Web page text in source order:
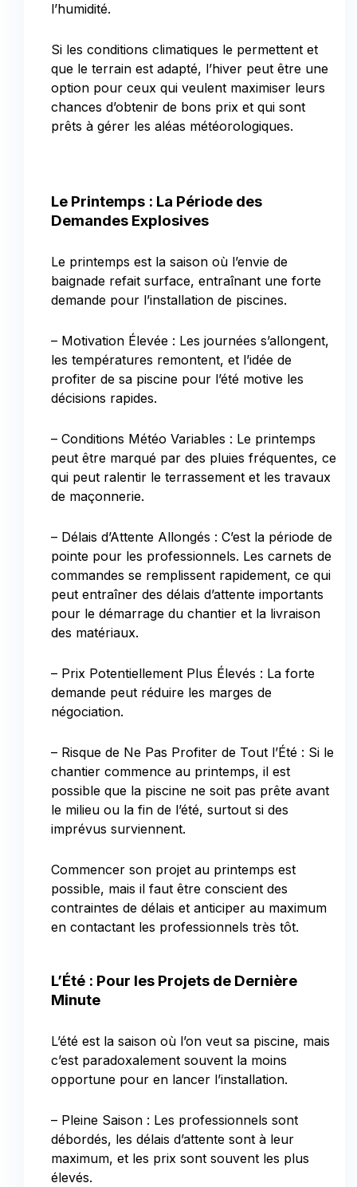
l’humidité.
Si les conditions climatiques le permettent et
que le terrain est adapté, l’hiver peut être une
option pour ceux qui veulent maximiser leurs
chances d’obtenir de bons prix et qui sont
prêts à gérer les aléas météorologiques.
Le Printemps : La Période des
Demandes Explosives
Le printemps est la saison où l’envie de
baignade refait surface, entraînant une forte
demande pour l’installation de piscines.
– Motivation Élevée : Les journées s’allongent,
les températures remontent, et l’idée de
profiter de sa piscine pour l’été motive les
décisions rapides.
– Conditions Météo Variables : Le printemps
peut être marqué par des pluies fréquentes, ce
qui peut ralentir le terrassement et les travaux
de maçonnerie.
– Délais d’Attente Allongés : C’est la période de
pointe pour les professionnels. Les carnets de
commandes se remplissent rapidement, ce qui
peut entraîner des délais d’attente importants
pour le démarrage du chantier et la livraison
des matériaux.
– Prix Potentiellement Plus Élevés : La forte
demande peut réduire les marges de
négociation.
– Risque de Ne Pas Profiter de Tout l’Été : Si le
chantier commence au printemps, il est
possible que la piscine ne soit pas prête avant
le milieu ou la fin de l’été, surtout si des
imprévus surviennent.
Commencer son projet au printemps est
possible, mais il faut être conscient des
contraintes de délais et anticiper au maximum
en contactant les professionnels très tôt.
L’Été : Pour les Projets de Dernière
Minute
L’été est la saison où l’on veut sa piscine, mais
c’est paradoxalement souvent la moins
opportune pour en lancer l’installation.
– Pleine Saison : Les professionnels sont
débordés, les délais d’attente sont à leur
maximum, et les prix sont souvent les plus
élevés.